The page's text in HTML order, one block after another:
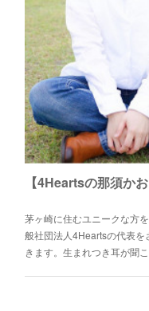
茅ヶ崎に住むユニークな方
般社団法人4Heartsの代表
きます。生まれつき耳が聞